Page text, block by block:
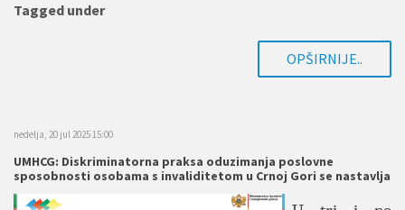
Tagged under
OPŠIRNIJE..
nedelja, 20 jul 2025 15:00
UMHCG: Diskriminatorna praksa oduzimanja poslovne
sposobnosti osobama s invaliditetom u Crnoj Gori se nastavlja